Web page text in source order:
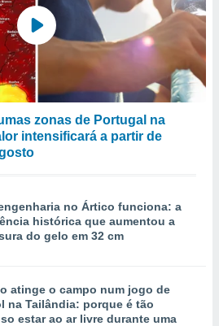
zonas de Portugal na
intensificará a partir de
no Ártico funciona: a
histórica que aumentou a
do gelo em 32 cm
atinge o campo num jogo de
na Tailândia: porque é tão
estar ao ar livre durante uma